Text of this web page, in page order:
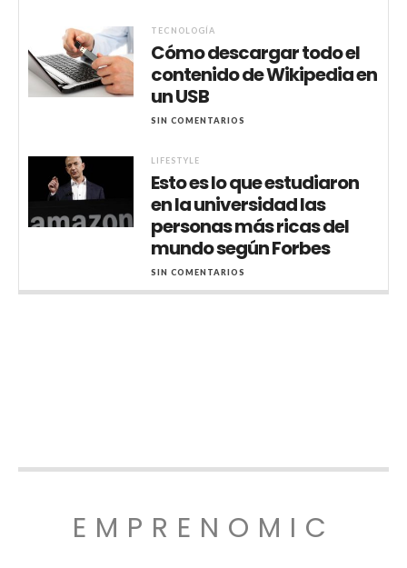
TECNOLOGÍA
Cómo descargar todo el
contenido de Wikipedia en
un USB
SIN COMENTARIOS
LIFESTYLE
Esto es lo que estudiaron
en la universidad las
personas más ricas del
mundo según Forbes
SIN COMENTARIOS
EMPRENOMIC